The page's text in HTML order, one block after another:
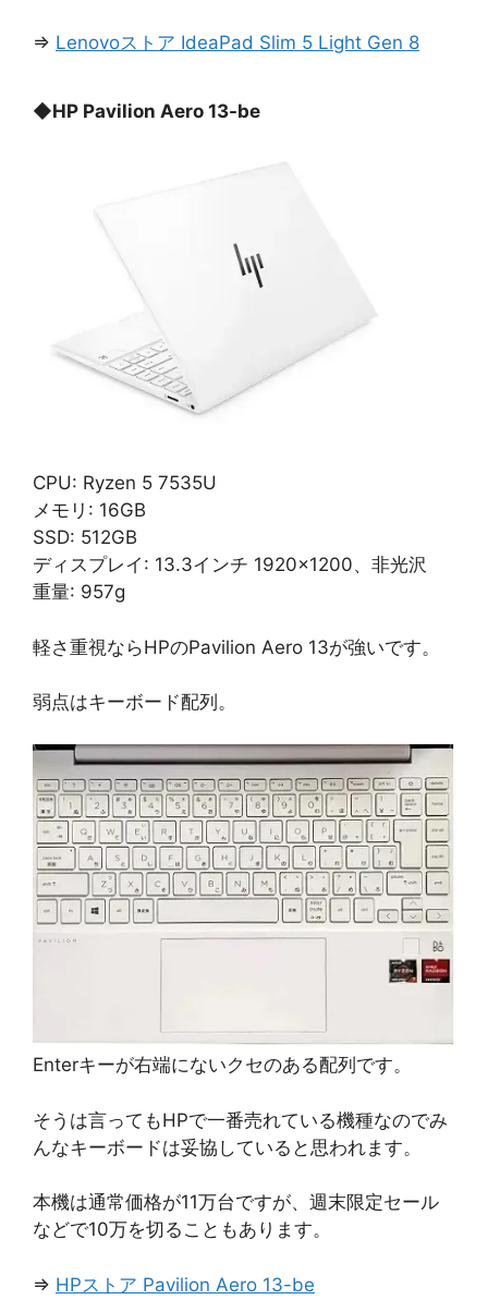
⇒ Lenovoストア IdeaPad Slim 5 Light Gen 8
◆HP Pavilion Aero 13-be
CPU: Ryzen 5 7535U
メモリ: 16GB
SSD: 512GB
ディスプレイ: 13.3インチ 1920×1200、非光沢
重量: 957g
軽さ重視ならHPのPavilion Aero 13が強いです。
弱点はキーボード配列。
Enterキーが右端にないクセのある配列です。
そうは言ってもHPで一番売れている機種なのでみ
んなキーボードは妥協していると思われます。
本機は通常価格が11万台ですが、週末限定セール
などで10万を切ることもあります。
⇒ HPストア Pavilion Aero 13-be